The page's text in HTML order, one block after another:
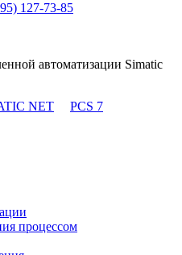
127-73-85
автоматизации Simatic
NET PCS 7
процессом